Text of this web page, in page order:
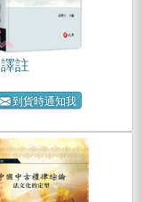
註
到貨時通知我